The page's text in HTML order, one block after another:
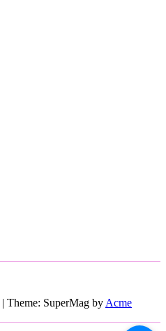
| Theme: SuperMag by Acme